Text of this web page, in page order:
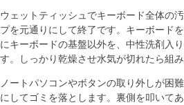
ウェットティッシュでキーボード全体の
プを元通りにして終了です。キーボード
にキーボードの基盤以外を、中性洗剤入
す。しっかり乾燥させ水気が切れたら組み
ノートパソコンやボタンの取り外しが困
にしてゴミを落とします。裏側を叩いて